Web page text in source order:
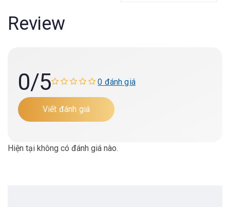
Review
0/5 0 đánh giá
Viết đánh giá
Hiện tại không có đánh giá nào.